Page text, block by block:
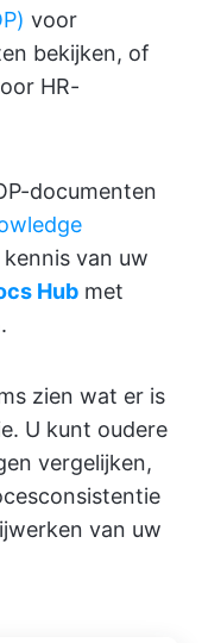
voor
bekijken, of
HR-
documenten
van uw
Hub met
zien wat er is
U kunt oudere
vergelijken,
van uw